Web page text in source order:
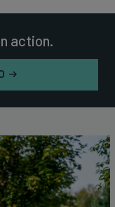
action.